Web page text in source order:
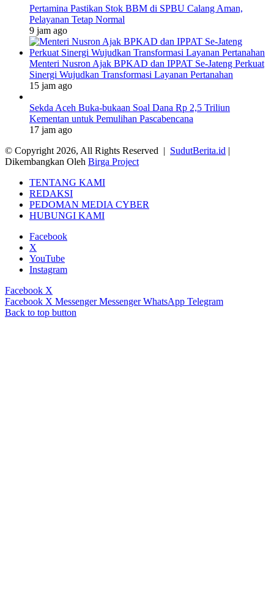
Pertamina Pastikan Stok BBM di SPBU Calang Aman,
Pelayanan Tetap Normal
9 jam ago
Menteri Nusron Ajak BPKAD dan IPPAT Se-Jateng Perkuat
Sinergi Wujudkan Transformasi Layanan Pertanahan
15 jam ago
Sekda Aceh Buka-bukaan Soal Dana Rp 2,5 Triliun
Kementan untuk Pemulihan Pascabencana
17 jam ago
© Copyright 2026, All Rights Reserved | SudutBerita.id |
Dikembangkan Oleh Birga Project
TENTANG KAMI
REDAKSI
PEDOMAN MEDIA CYBER
HUBUNGI KAMI
Facebook
X
YouTube
Instagram
Facebook X
Facebook X Messenger Messenger WhatsApp Telegram
Back to top button